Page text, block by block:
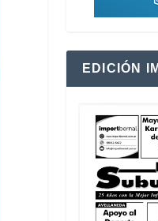
EDICIÓN